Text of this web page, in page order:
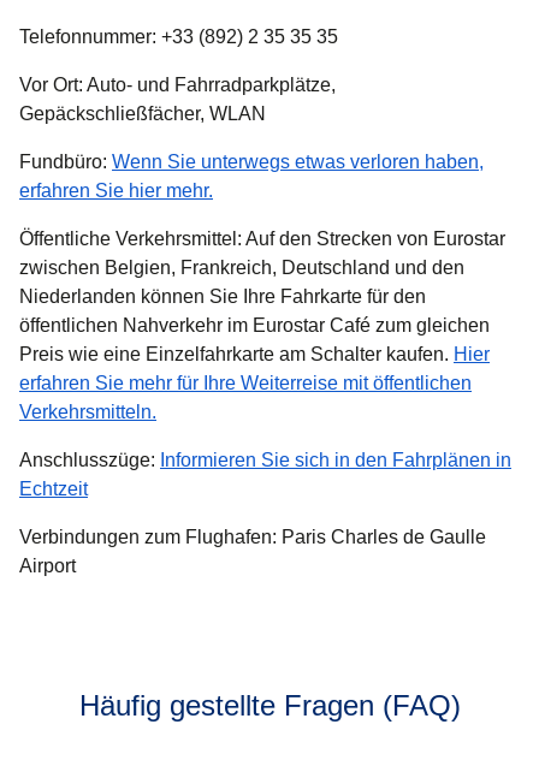
Telefonnummer: +33 (892) 2 35 35 35
Vor Ort: Auto- und Fahrradparkplätze,
Gepäckschließfächer, WLAN
Fundbüro: Wenn Sie unterwegs etwas verloren haben,
erfahren Sie hier mehr.
Öffentliche Verkehrsmittel: Auf den Strecken von Eurostar
zwischen Belgien, Frankreich, Deutschland und den
Niederlanden können Sie Ihre Fahrkarte für den
öffentlichen Nahverkehr im Eurostar Café zum gleichen
Preis wie eine Einzelfahrkarte am Schalter kaufen. Hier
erfahren Sie mehr für Ihre Weiterreise mit öffentlichen
Verkehrsmitteln.
Anschlusszüge: Informieren Sie sich in den Fahrplänen in
Echtzeit(
Verbindungen zum Flughafen: Paris Charles de Gaulle
Airport
Häufig gestellte Fragen (FAQ)